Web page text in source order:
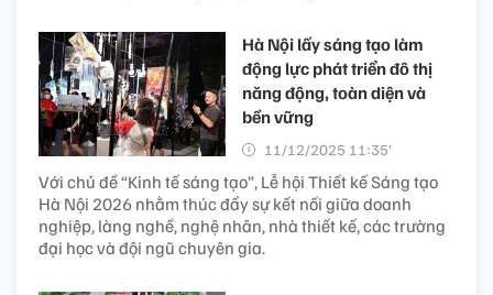
Hà Nội lấy sáng tạo làm
động lực phát triển đô thị
năng động, toàn diện và
bền vững
11/12/2025 11:35’
Với chủ đề “Kinh tế sáng tạo”, Lễ hội Thiết kế Sáng tạo
Hà Nội 2026 nhằm thúc đẩy sự kết nối giữa doanh
nghiệp, làng nghề, nghệ nhân, nhà thiết kế, các trường
đại học và đội ngũ chuyên gia.